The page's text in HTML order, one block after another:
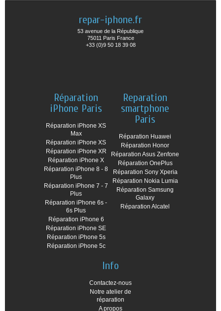
repar-iphone.fr
53 avenue de la République
75011 Paris France
+33 (0)9 50 18 39 08
Réparation
iPhone Paris
Réparation iPhone XS
Max
Réparation iPhone XS
Réparation iPhone XR
Réparation iPhone X
Réparation iPhone 8 - 8
Plus
Réparation iPhone 7 - 7
Plus
Réparation iPhone 6s -
6s Plus
Réparation iPhone 6
Réparation iPhone SE
Réparation iPhone 5s
Réparation iPhone 5c
Reparation
smartphone
Paris
Réparation Huawei
Réparation Honor
Réparation Asus Zenfone
Réparation OnePlus
Réparation Sony Xperia
Réparation Nokia Lumia
Réparation Samsung
Galaxy
Réparation Alcatel
Info
Contactez-nous
Notre atelier de
réparation
A propos